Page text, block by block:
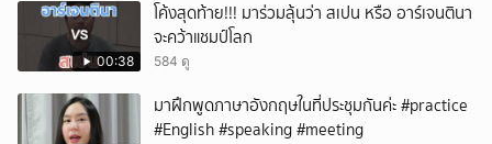
00:38
โค้งสุดท้าย!!! มาร่วมลุ้นว่า สเปน หรือ อาร์เจนตินา
จะคว้าแชมป์โลก
584 ดู
มาฝึกพูดภาษาอังกฤษในที่ประชุมกันค่ะ #practice
#English #speaking #meeting